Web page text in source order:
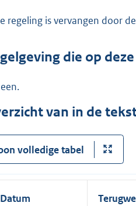
regeling is vervangen door
die op
van in de
volledige tabel
Datum